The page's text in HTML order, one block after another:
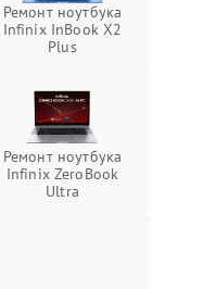
Ремонт ноутбука
Infinix InBook X2
Plus
Ремонт ноутбука
Infinix ZeroBook
Ultra